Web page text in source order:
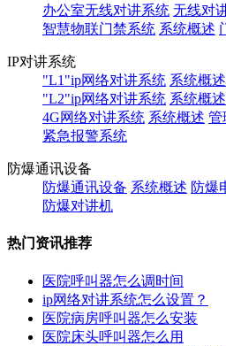
办公室无线对讲系统 无线对
智慧物联门禁系统 系统概述
IP对讲系统
"L1"ip网络对讲系统 系统概述
"L2"ip网络对讲系统 系统概述
4G网络对讲系统 系统概述 管
紧急报警系统
防爆通讯设备
防爆通讯设备 系统概述 防爆
防爆对讲机
热门资讯推荐
医院呼叫器怎么调时间
ip网络对讲系统怎么设置？
医院病房呼叫器怎么安装
医院床头呼叫器怎么用